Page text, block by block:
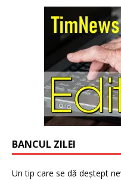
BANCUL ZILEI
Un tip care se dă deștept